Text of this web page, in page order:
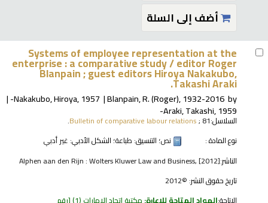
أضف إلى السلة
Systems of employee representation at the
enterprise : a comparative study /editor Roger
Blanpain ; guest editors Hiroya Nakakubo,
Takashi Araki.
by
Blanpain, R. (Roger), 1932-2016
Nakakubo, Hiroya, 1957-
Araki, Takashi, 1959-
السلاسل: Bulletin of comparative labour relations; 81.
نوع المادة :
نص؛ التنسيق: طباعة؛ الشكل الأدبي: غير أدبي
الناشر:Alphen aan den Rijn : Wolters Kluwer Law and Business, [2012]
تاريخ حقوق النشر: ©2012